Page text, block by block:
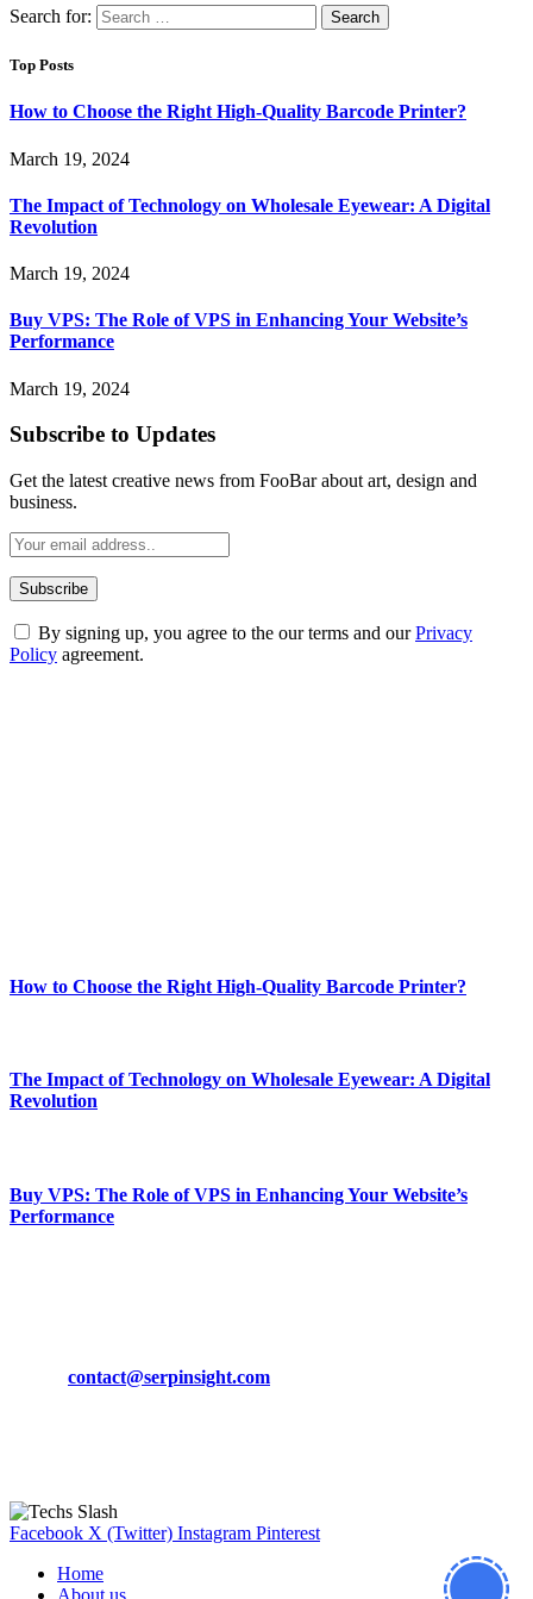
Search for:
Top Posts
How to Choose the Right High-Quality Barcode Printer?
March 19, 2024
The Impact of Technology on Wholesale Eyewear: A Digital
Revolution
March 19, 2024
Buy VPS: The Role of VPS in Enhancing Your Website’s
Performance
March 19, 2024
Subscribe to Updates
Get the latest creative news from FooBar about art, design and
business.
By signing up, you agree to the our terms and ourPrivacy
Policy agreement.
How to Choose the Right High-Quality Barcode Printer?
The Impact of Technology on Wholesale Eyewear: A Digital
Revolution
Buy VPS: The Role of VPS in Enhancing Your Website’s
Performance
contact@serpinsight.com
Facebook X (Twitter) Instagram Pinterest
Home
About us